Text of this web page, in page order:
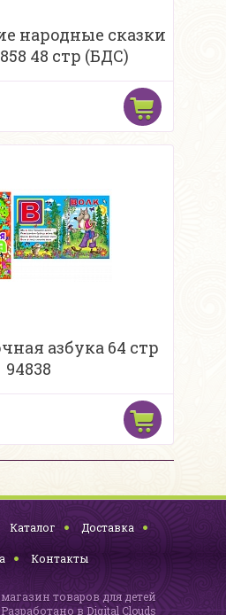
народные сказки
48 стр (БДС)
азбука 64 стр
94838
Каталог Доставка
Контакты
магазин товаров для детей
Разработано в Digital Clouds